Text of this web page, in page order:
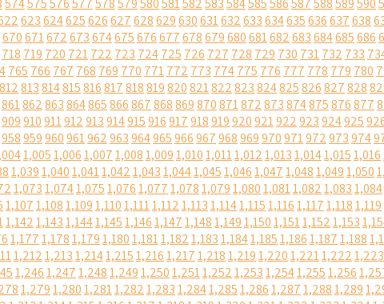
574575576577578579580581582583584585586587588589590
623624625626627628629630631632633634635636637638
670671672673674675676677678679680681682683684685686
718 719 720 721722 723 724725 726 727 728 729 730 731732 733
765 766 767 768 769 770 771772 773 774775 776 777 778 779 780
812813814815816817818819820821822823824825826827828
861862863864865866867868869870871872873874875876877
909910911912913914915916917918919920921922923924925
958959960961962963964965966967968969970971972973974
1,0051,0061,0071,0081,0091,0101,0111,0121,0131,0141,0151,016
1,0391,0401,0411,0421,0431,0441,0451,0461,0471,0481,0491,050
1,0731,0741,0751,0761,0771,0781,0791,0801,0811,0821,0831,084
1,1071,1081,1091,1101,1111,1121,1131,1141,1151,1161,1171,1181,119
1,1421,1431,1441,1451,1461,1471,1481,1491,1501,1511,1521,153
1,1771,1781,1791,1801,1811,1821,1831,1841,1851,1861,1871,188
1,2121,2131,2141,2151,2161,2171,2181,2191,2201,2211,2221,223
1,2461,2471,2481,2491,2501,2511,2521,2531,2541,2551,256
1,2791,2801,2811,2821,2831,2841,2851,2861,2871,2881,289